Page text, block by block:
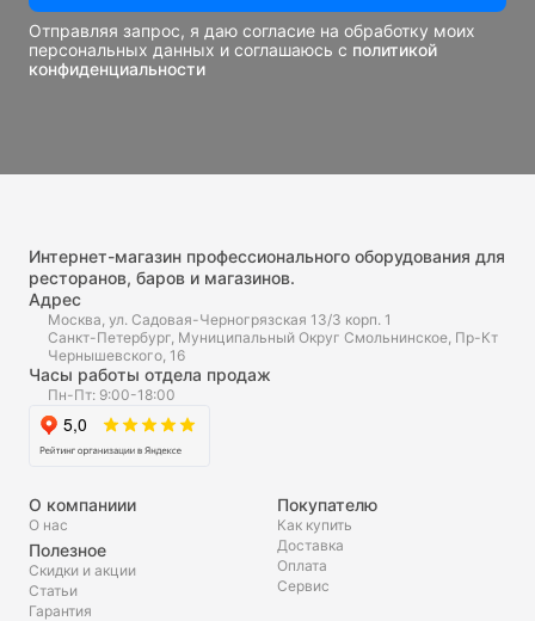
Отправляя запрос, я даю согласие на обработку моих
персональных данных и соглашаюсь с политикой
конфиденциальности
Интернет-магазин профессионального оборудования для
ресторанов, баров и магазинов.
Адрес
Москва, ул. Садовая-Черногрязская 13/3 корп. 1
Санкт-Петербург, Муниципальный Округ Смольнинское, Пр-Кт
Чернышевского, 16
Часы работы отдела продаж
Пн-Пт: 9:00-18:00
О компаниии
О нас
Полезное
Скидки и акции
Статьи
Гарантия
Покупателю
Как купить
Доставка
Оплата
Сервис